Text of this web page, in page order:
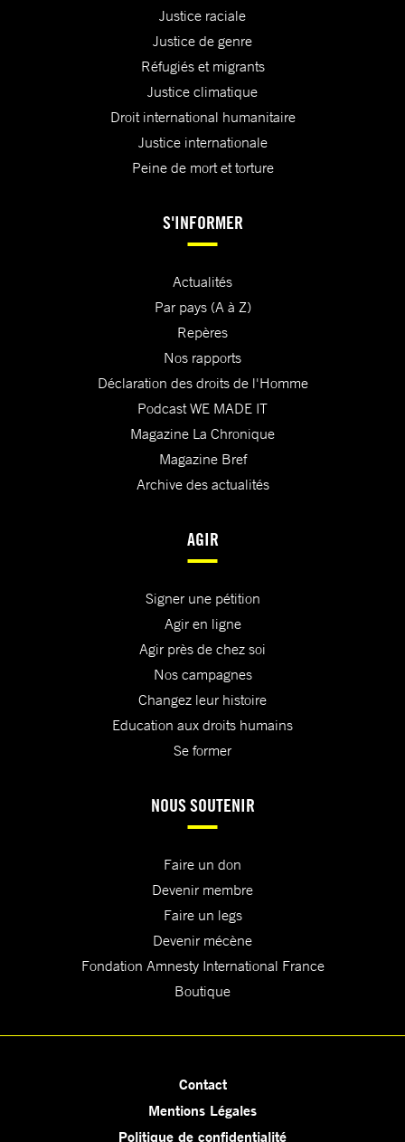
Justice raciale
Justice de genre
Réfugiés et migrants
Justice climatique
Droit international humanitaire
Justice internationale
Peine de mort et torture
S'INFORMER
Actualités
Par pays (A à Z)
Repères
Nos rapports
Déclaration des droits de l'Homme
Podcast WE MADE IT
Magazine La Chronique
Magazine Bref
Archive des actualités
AGIR
Signer une pétition
Agir en ligne
Agir près de chez soi
Nos campagnes
Changez leur histoire
Education aux droits humains
Se former
NOUS SOUTENIR
Faire un don
Devenir membre
Faire un legs
Devenir mécène
Fondation Amnesty International France
Boutique
Contact
Mentions Légales
Politique de confidentialité